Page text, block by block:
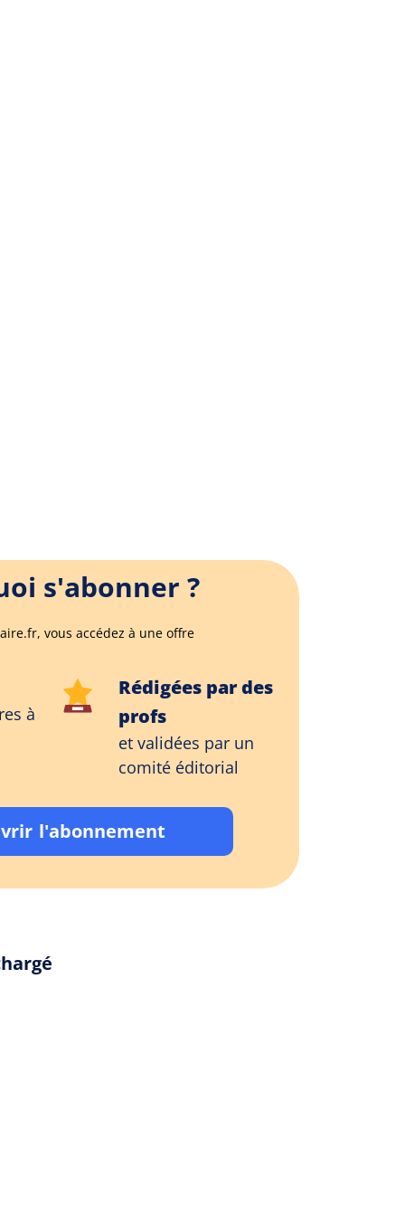
s'abonner ?
vous accédez à une offre
à
Rédigées par des
profs
et validées par un
comité éditorial
l'abonnement